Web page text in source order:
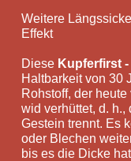
Weitere
Effekt
Diese Kupferfirst
Haltbarkeit von 30
Rohstoff, der
wid verhüttet, d.
Gestein trennt. Es
oder Blechen
bis es die Dicke